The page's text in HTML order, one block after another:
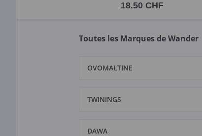
18.50 CHF
Toutes les Marques de Wander
OVOMALTINE
TWININGS
DAWA